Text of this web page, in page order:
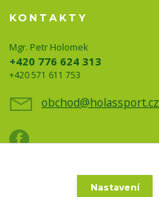
KONTAKTY
Mgr. Petr Holomek
+420 776 624 313
+420 571 611 753
obchod@holassport.cz
Nastavení